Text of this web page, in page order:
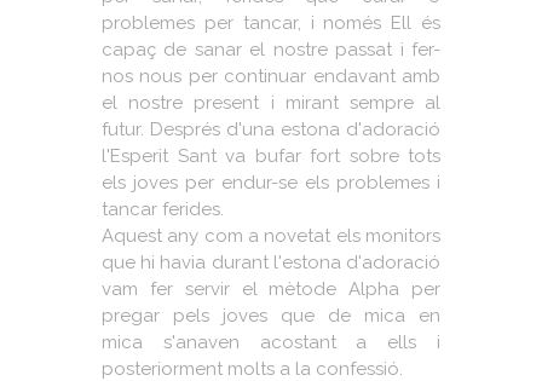
problemes per tancar, i només Ell és
capaç de sanar el nostre passat i fer-
nos nous per continuar endavant amb
el nostre present i mirant sempre al
futur. Després d'una estona d'adoració
l'Esperit Sant va bufar fort sobre tots
els joves per endur-se els problemes i
tancar ferides.
Aquest any com a novetat els monitors
que hi havia durant l'estona d'adoració
vam fer servir el mètode Alpha per
pregar pels joves que de mica en
mica s'anaven acostant a ells i
posteriorment molts a la confessió.